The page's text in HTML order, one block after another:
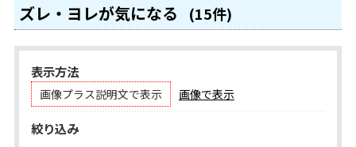
ズレ・ヨレが気になる (15件)
表示方法
画像プラス説明文で表示 画像で表示
絞り込み